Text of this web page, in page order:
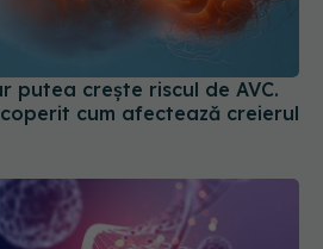
putea crește riscul de AVC.